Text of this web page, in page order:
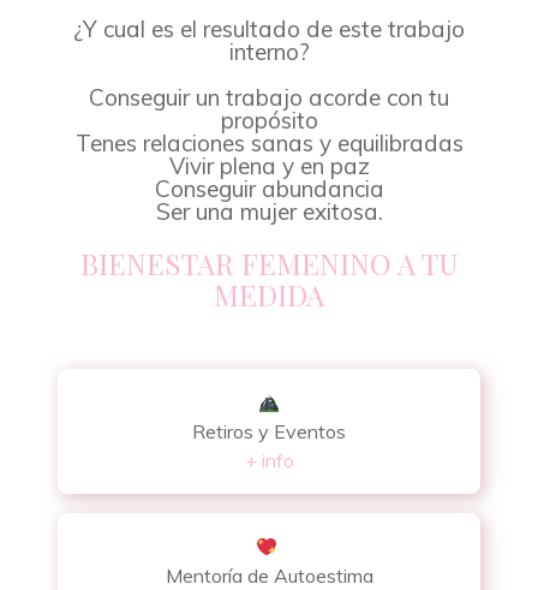
¿Y cual es el resultado de este trabajo
interno?
Conseguir un trabajo acorde con tu
propósito
Tenes relaciones sanas y equilibradas
Vivir plena y en paz
Conseguir abundancia
Ser una mujer exitosa.
BIENESTAR FEMENINO A TU
MEDIDA
Retiros y Eventos
+ info
Mentoría de Autoestima